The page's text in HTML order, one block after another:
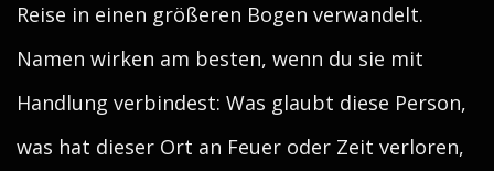
Reise in einen größeren Bogen verwandelt.
Namen wirken am besten, wenn du sie mit
Handlung verbindest: Was glaubt diese Person,
was hat dieser Ort an Feuer oder Zeit verloren,